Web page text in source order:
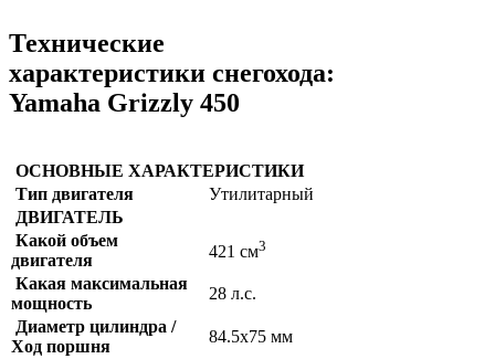
Технические
характеристики снегохода:
Yamaha Grizzly 450
ОСНОВНЫЕ ХАРАКТЕРИСТИКИ
Тип двигателя
Утилитарный
ДВИГАТЕЛЬ
Какой объем
двигателя
421 см3
Какая максимальная
мощность
28 л.с.
Диаметр цилиндра /
Ход поршня
84.5x75 мм